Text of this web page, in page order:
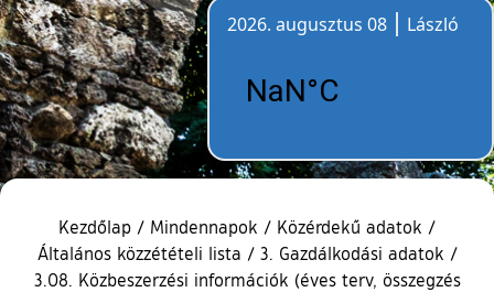
2026. augusztus 08
László
Kezdőlap / Mindennapok / Közérdekű adatok /
Általános közzétételi lista / 3. Gazdálkodási adatok /
3.08. Közbeszerzési információk (éves terv, összegzés